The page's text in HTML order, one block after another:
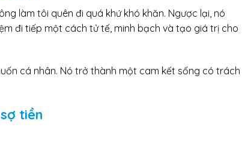
làm tôi quên đi quá khứ khó khăn. Ngược lại, nó
đi tiếp một cách tử tế, minh bạch và tạo giá trị cho
cá nhân. Nó trở thành một cam kết sống có trách
tiền